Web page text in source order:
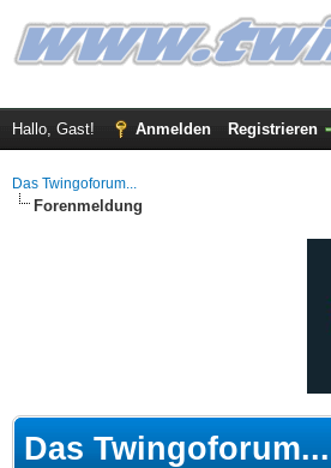
Hallo, Gast! Anmelden Registrieren
Das Twingoforum...
Forenmeldung
Das Twingoforum...